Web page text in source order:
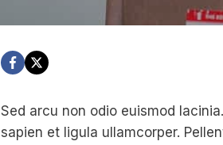
Sed arcu non odio euismod
sapien et ligula ullamcorper.